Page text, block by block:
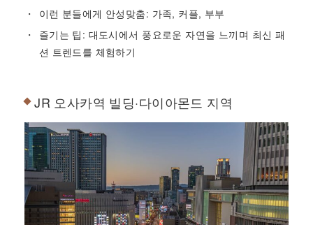
이런 분들에게 안성맞춤: 가족, 커플, 부부
즐기는 팁: 대도시에서 풍요로운 자연을 느끼며 최신 패
션 트렌드를 체험하기
JR 오사카역 빌딩·다이아몬드 지역